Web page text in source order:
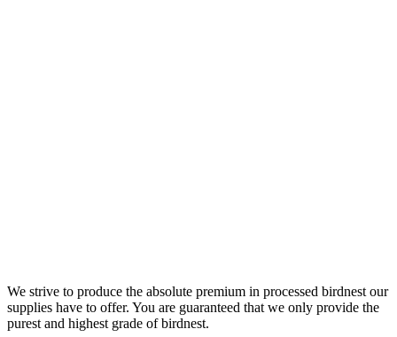
We strive to produce the absolute premium in processed birdnest our
supplies have to offer. You are guaranteed that we only provide the
purest and highest grade of birdnest.